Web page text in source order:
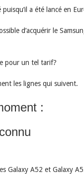
a été lancé en
d’acquérir le
pour un tel tarif?
les lignes qui suivent.
:
Galaxy A52 et Galaxy